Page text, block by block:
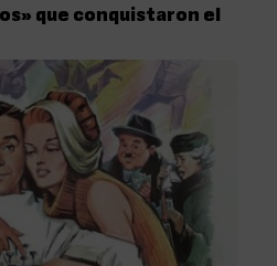
que conquistaron el